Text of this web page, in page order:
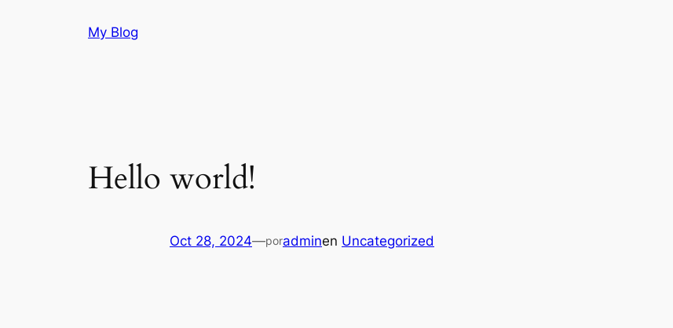
My Blog
Hello world!
Oct 28, 2024—poradminen Uncategorized